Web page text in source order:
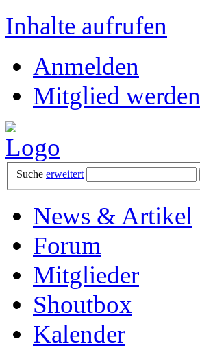
Inhalte aufrufen
Anmelden
Mitglied werden
Suche erweitert
News & Artikel
Forum
Mitglieder
Shoutbox
Kalender